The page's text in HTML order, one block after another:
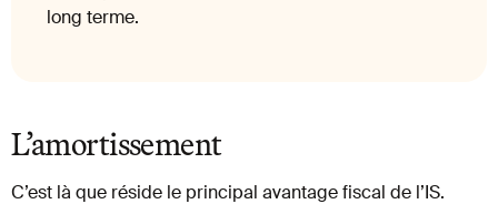
long terme.
L’amortissement
C’est là que réside le principal avantage fiscal de l’IS.